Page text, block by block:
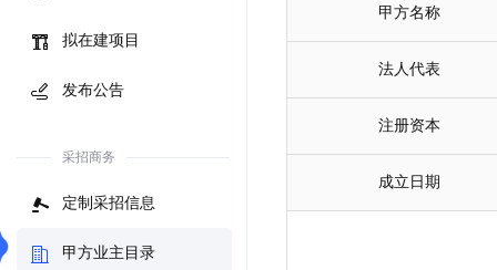
拟在建项目
发布公告
采招商务
定制采招信息
甲方业主目录
甲方名称
法人代表
注册资本
成立日期